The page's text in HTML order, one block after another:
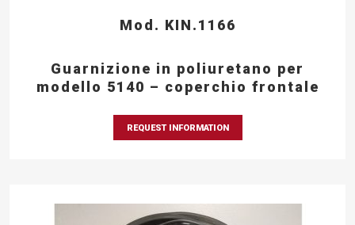
Mod. KIN.1166
Guarnizione in poliuretano per
modello 5140 – coperchio frontale
REQUEST INFORMATION